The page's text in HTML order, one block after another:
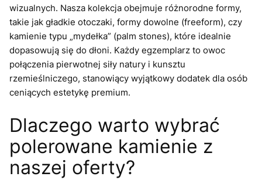
wizualnych. Nasza kolekcja obejmuje różnorodne formy,
takie jak gładkie otoczaki, formy dowolne (freeform), czy
kamienie typu „mydełka” (palm stones), które idealnie
dopasowują się do dłoni. Każdy egzemplarz to owoc
połączenia pierwotnej siły natury i kunsztu
rzemieślniczego, stanowiący wyjątkowy dodatek dla osób
ceniących estetykę premium.
Dlaczego warto wybrać
polerowane kamienie z
naszej oferty?